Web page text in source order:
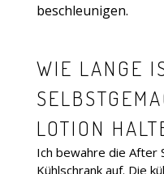
beschleunigen.
WIE LANGE
LOTION
Ich bewahre die After
Kühlschrank auf. Die